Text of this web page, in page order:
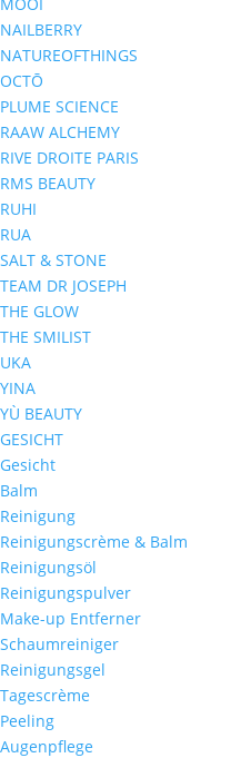
NAILBERRY
NATUREOFTHINGS
OCTŌ
PLUME SCIENCE
RAAW ALCHEMY
RIVE DROITE PARIS
RMS BEAUTY
RUHI
RUA
SALT & STONE
TEAM DR JOSEPH
THE GLOW
THE SMILIST
UKA
YINA
YÙ BEAUTY
GESICHT
Gesicht
Balm
Reinigung
Reinigungscrème & Balm
Reinigungsöl
Reinigungspulver
Make-up Entferner
Schaumreiniger
Reinigungsgel
Tagescrème
Peeling
Augenpflege